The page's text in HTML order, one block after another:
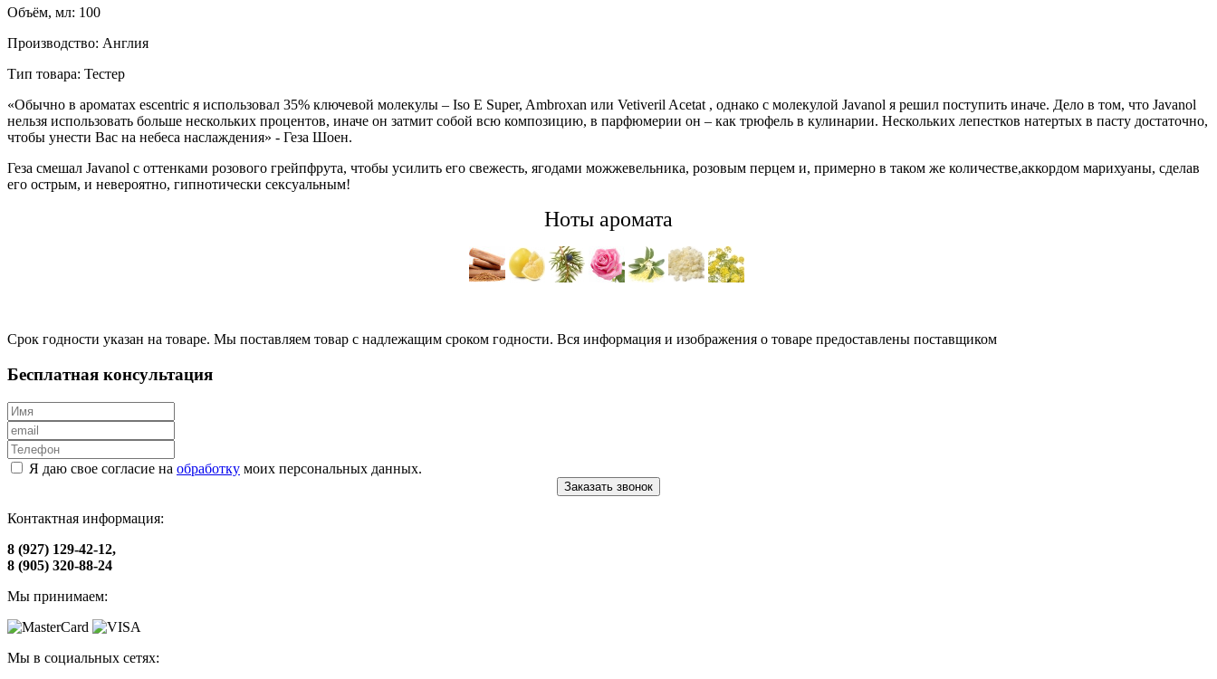
Объём, мл: 100
Производство: Англия
Тип товара: Тестер
«Обычно в ароматах escentric я использовал 35% ключевой молекулы – Iso E Super, Ambroxan или Vetiveril Acetat , однако с молекулой Javanol я решил поступить иначе. Дело в том, что Javanol
нельзя использовать больше нескольких процентов, иначе он затмит собой всю композицию, в парфюмерии он – как трюфель в кулинарии. Нескольких лепестков натертых в пасту достаточно,
чтобы унести Вас на небеса наслаждения» - Геза Шоен.
Геза смешал Javanol с оттенками розового грейпфрута, чтобы усилить его свежесть, ягодами можжевельника, розовым перцем и, примерно в таком же количестве,аккордом марихуаны, сделав
его острым, и невероятно, гипнотически сексуальным!
Ноты аромата
Срок годности указан на товаре. Мы поставляем товар с надлежащим сроком годности. Вся информация и изображения о товаре предоставлены поставщиком
Бесплатная консультация
Я даю свое согласие на обработку моих персональных данных.
Заказать звонок
Контактная информация:
8 (927) 129-42-12,
8 (905) 320-88-24
Мы принимаем:
Мы в социальных сетях: